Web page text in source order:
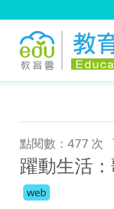
點閱數：477 次
躍動生活
web